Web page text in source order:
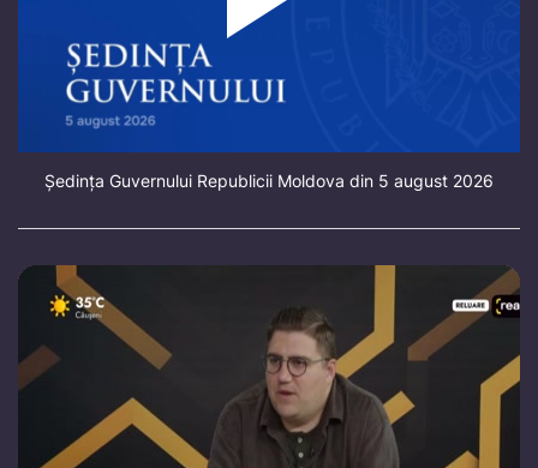
Ședința Guvernului Republicii Moldova din 5 august 2026